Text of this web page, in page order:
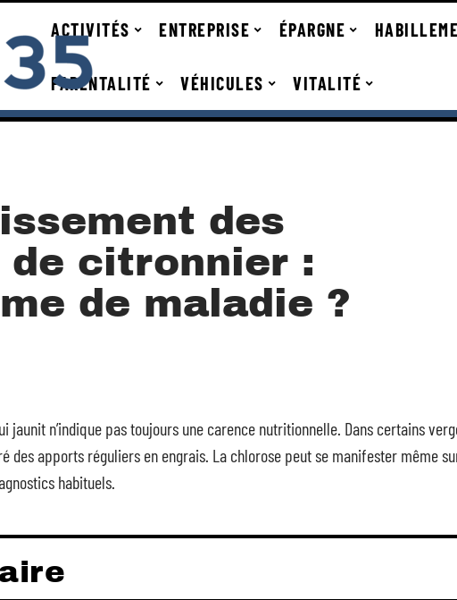
ACTIVITÉS ENTREPRISE ÉPARGNE
PARENTALITÉ VÉHICULES VITALITÉ
des
citronnier :
de maladie ?
jaunit n’indique pas toujours une carence nutritionnelle. Dans certains
des apports réguliers en engrais. La chlorose peut se manifester même
habituels.